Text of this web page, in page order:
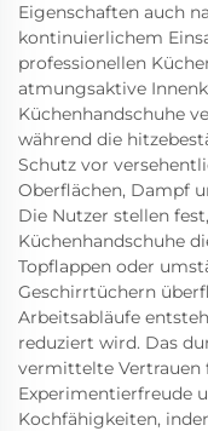
Eigenschaften auch
kontinuierlichem
professionellen
atmungsaktive
Küchenhandschuhe
während die
Schutz vor
Oberflächen, Dampf
Die Nutzer stellen
Küchenhandschuhe
Topflappen oder
Geschirrtüchern
Arbeitsabläufe
reduziert wird. Das
vermittelte Vertrauen
Experimentierfreude
Kochfähigkeiten,